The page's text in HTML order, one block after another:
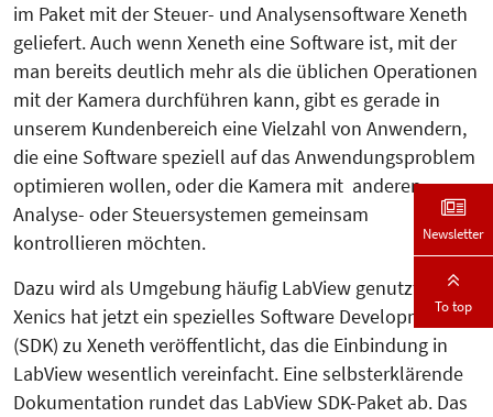
im Paket mit der Steuer- und Analysensoftware Xeneth
geliefert. Auch wenn Xeneth eine Software ist, mit der
man bereits deutlich mehr als die üblichen Operationen
mit der Kamera durchführen kann, gibt es gerade in
unserem Kundenbereich eine Vielzahl von Anwendern,
die eine Software speziell auf das Anwendungsproblem
optimieren wollen, oder die Kamera mit anderen
Analyse- oder Steuersystemen gemeinsam
kontrollieren möchten.
Dazu wird als Umgebung häufig LabView genutzt.
Xenics hat jetzt ein spezielles Software Development Kit
(SDK) zu Xeneth veröffentlicht, das die Einbindung in
LabView wesentlich vereinfacht. Eine selbsterklärende
Dokumentation rundet das LabView SDK-Paket ab. Das
Newsletter
To top